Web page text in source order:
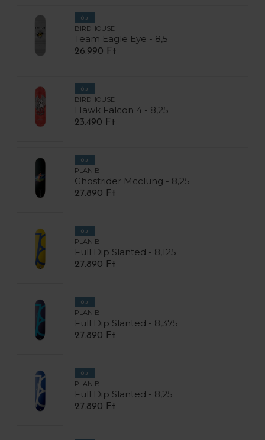
ÚJ
BIRDHOUSE
Team Eagle Eye - 8,5
26.990 Ft
ÚJ
BIRDHOUSE
Hawk Falcon 4 - 8,25
23.490 Ft
ÚJ
PLAN B
Ghostrider Mcclung - 8,25
27.890 Ft
ÚJ
PLAN B
Full Dip Slanted - 8,125
27.890 Ft
ÚJ
PLAN B
Full Dip Slanted - 8,375
27.890 Ft
ÚJ
PLAN B
Full Dip Slanted - 8,25
27.890 Ft